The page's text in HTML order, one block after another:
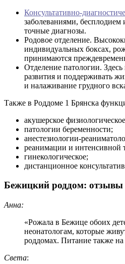
Консультативно-
заболеваниями, бесплодием
точные диагнозы.
Родовое отделение.
индивидуальных боксах,
принимаются
Отделение патологии.
развития и поддерживать
и налаживание грудного
Также в Роддоме 1 Брянска
акушерское
патологии беременности;
анестезиологии-
реанимации и интенсивной
гинекологическое;
дистанционное
Бежицкий роддом: отзывы
Анна:
«Рожала в Бежице обоих
неонатологам, которые
роддомах. Питание также на
Света: